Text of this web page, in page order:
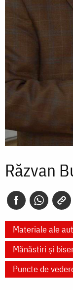
Răzvan
Materiale ale
Mănăstiri și
Puncte de